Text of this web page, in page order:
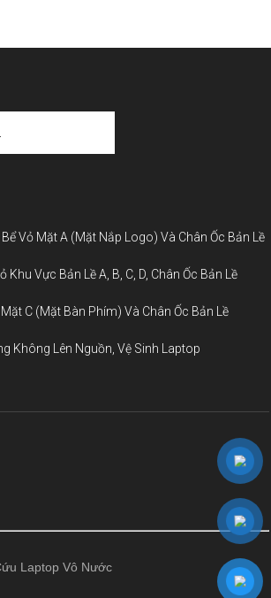
Bể Vỏ Mặt A (Mặt Nắp Logo) Và Chân Ốc Bản Lề
Khu Vực Bản Lề A, B, C, D, Chân Ốc Bản Lề
Mặt C (Mặt Bàn Phím) Và Chân Ốc Bản Lề
Không Lên Nguồn, Vệ Sinh Laptop
Laptop Vô Nước